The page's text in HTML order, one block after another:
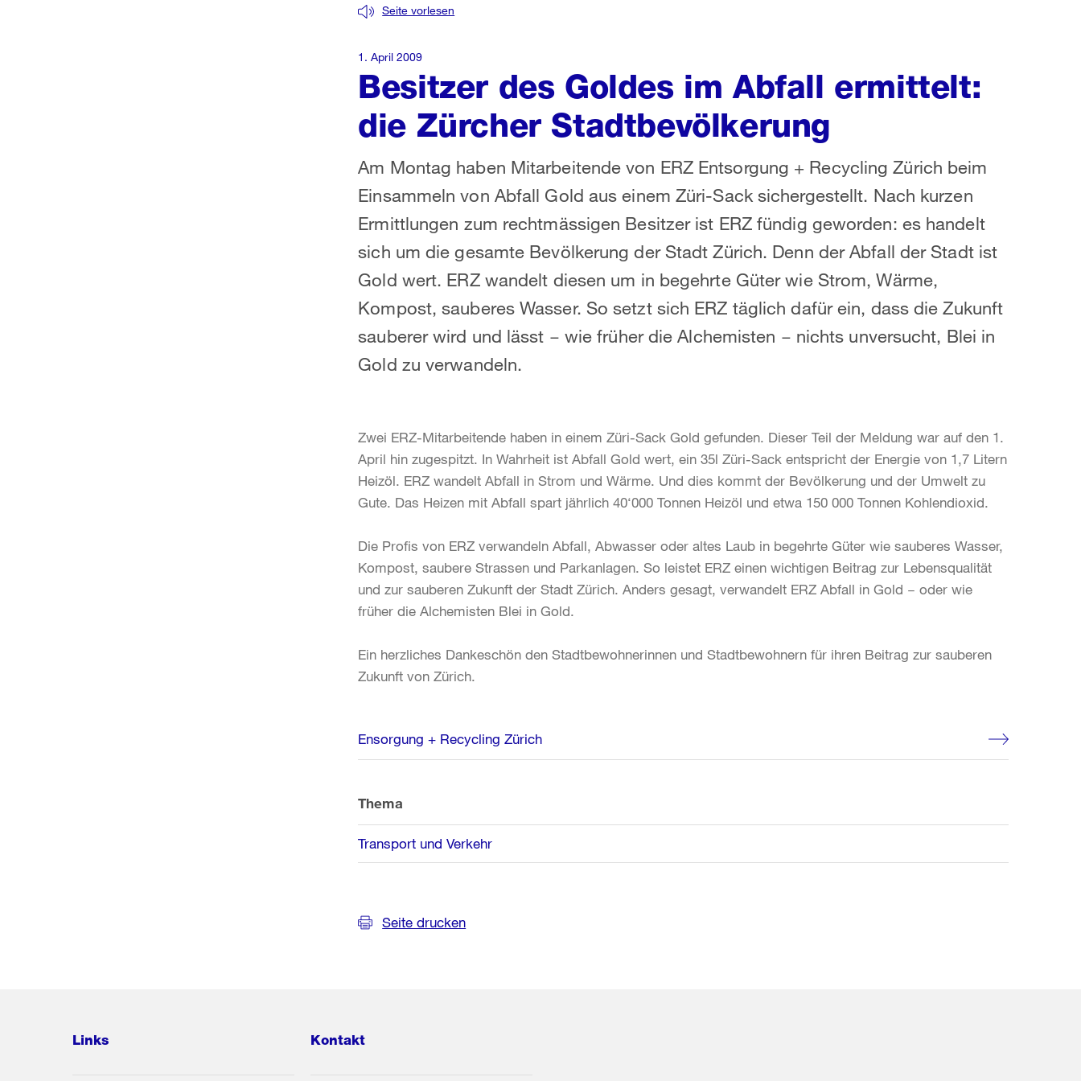
Besitzer des Goldes im Abfall ermittelt:
die Zürcher Stadtbevölkerung
Seite vorlesen
Am Montag haben Mitarbeitende von ERZ Entsorgung + Recycling Zürich beim
Einsammeln von Abfall Gold aus einem Züri-Sack sichergestellt. Nach kurzen
Ermittlungen zum rechtmässigen Besitzer ist ERZ fündig geworden: es handelt
sich um die gesamte Bevölkerung der Stadt Zürich. Denn der Abfall der Stadt ist
Gold wert. ERZ wandelt diesen um in begehrte Güter wie Strom, Wärme,
Kompost, sauberes Wasser. So setzt sich ERZ täglich dafür ein, dass die Zukunft
sauberer wird und lässt − wie früher die Alchemisten − nichts unversucht, Blei in
Gold zu verwandeln.
1. April 2009
Zwei ERZ-Mitarbeitende haben in einem Züri-Sack Gold gefunden. Dieser Teil der Meldung war auf den 1.
April hin zugespitzt. In Wahrheit ist Abfall Gold wert, ein 35l Züri-Sack ent­spricht der Energie von 1,7 Litern
Heizöl. ERZ wandelt Abfall in Strom und Wärme. Und dies kommt der Bevölkerung und der Umwelt zu
Gute. Das Heizen mit Abfall spart jährlich 40‘000 Tonnen Heizöl und etwa 150 000 Tonnen Kohlendioxid.
Die Profis von ERZ verwandeln Abfall, Abwasser oder altes Laub in begehrte Güter wie sauberes Wasser,
Kompost, saubere Strassen und Parkanlagen. So leistet ERZ einen wichtigen Beitrag zur Lebensqualität
und zur sauberen Zukunft der Stadt Zürich. Anders gesagt, verwandelt ERZ Abfall in Gold − oder wie
früher die Alchemisten Blei in Gold.
Ein herzliches Dankeschön den Stadtbewohnerinnen und Stadtbewohnern für ihren Beitrag zur sauberen
Zukunft von Zürich.
Weitere
Informationen
Ensorgung + Recycling Zürich
Thema
Transport und Verkehr
Seite drucken
Links Kontakt